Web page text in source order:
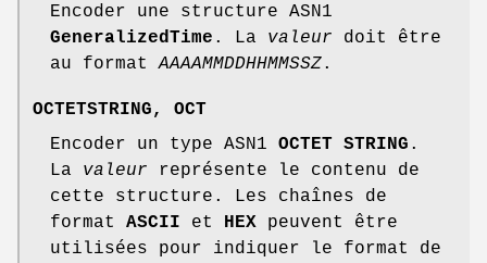
Encoder une structure ASN1
GeneralizedTime . La valeur doit être
au formatAAAAMMDDHHMMSSZ.
OCTETSTRING , OCT
Encoder un type ASN1 OCTET STRING .
La valeur représente le contenu de
cette structure. Les chaînes de
format ASCII et HEX peuvent être
utilisées pour indiquer le format de